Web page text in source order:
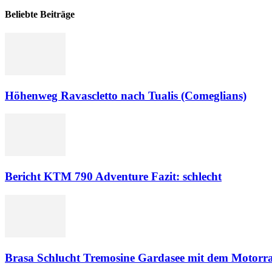
Beliebte Beiträge
Höhenweg Ravascletto nach Tualis (Comeglians)
Bericht KTM 790 Adventure Fazit: schlecht
Brasa Schlucht Tremosine Gardasee mit dem